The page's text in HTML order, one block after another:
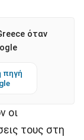
όταν
πηγή
oι
τους στη